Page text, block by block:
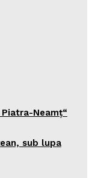
Neamţ“
sub lupa